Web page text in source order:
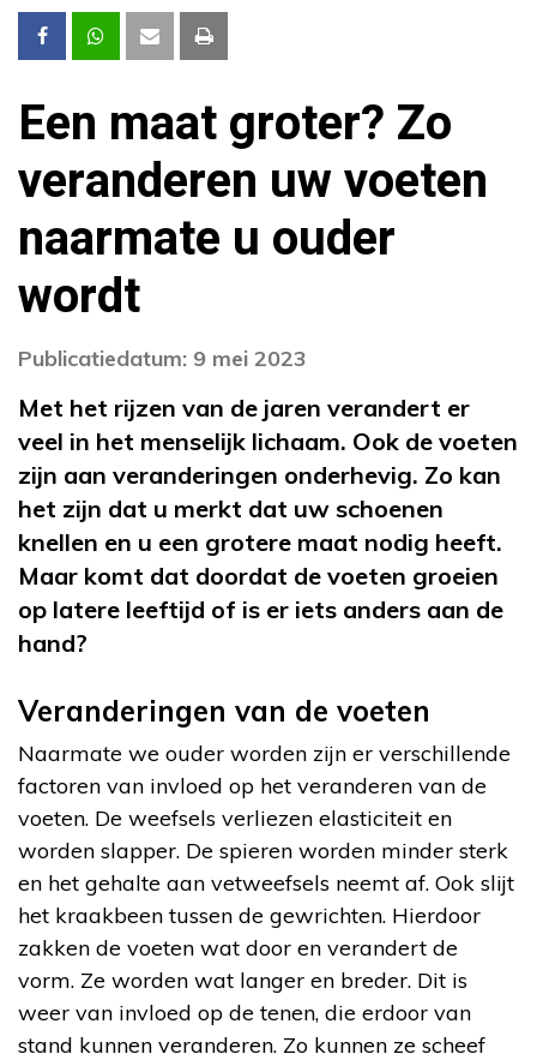
Een maat groter? Zo
veranderen uw voeten
naarmate u ouder
wordt
Publicatiedatum: 9 mei 2023
Met het rijzen van de jaren verandert er
veel in het menselijk lichaam. Ook de voeten
zijn aan veranderingen onderhevig. Zo kan
het zijn dat u merkt dat uw schoenen
knellen en u een grotere maat nodig heeft.
Maar komt dat doordat de voeten groeien
op latere leeftijd of is er iets anders aan de
hand?
Veranderingen van de voeten
Naarmate we ouder worden zijn er verschillende
factoren van invloed op het veranderen van de
voeten. De weefsels verliezen elasticiteit en
worden slapper. De spieren worden minder sterk
en het gehalte aan vetweefsels neemt af. Ook slijt
het kraakbeen tussen de gewrichten. Hierdoor
zakken de voeten wat door en verandert de
vorm. Ze worden wat langer en breder. Dit is
weer van invloed op de tenen, die erdoor van
stand kunnen veranderen. Zo kunnen ze scheef